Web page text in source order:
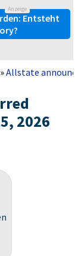
Anzeige
Entsteht
»Allstate
2026